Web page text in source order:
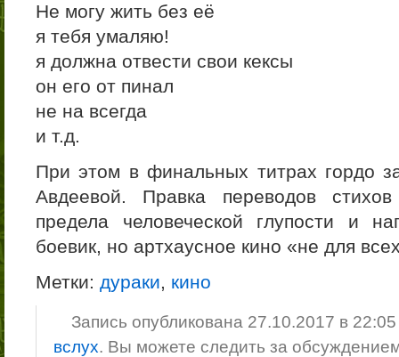
Не могу жить без её
я тебя умаляю!
я должна отвести свои кексы
он его от пинал
не на всегда
и т.д.
При этом в финальных титрах гордо
Авдеевой. Правка переводов
предела человеческой глупости и
боевик, но артхаусное кино «не для
Метки: дураки, кино
Запись опубликована 27.10.2017 в
вслух. Вы можете следить за